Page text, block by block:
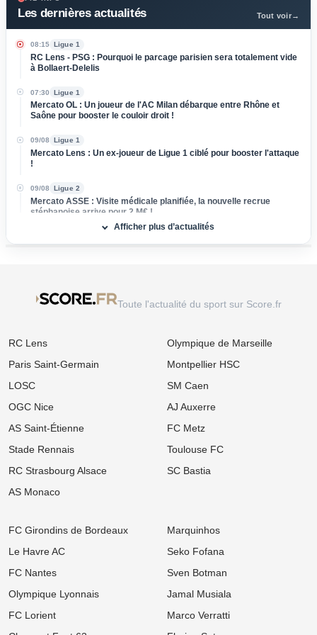
Les dernières actualités Tout voir→
08:15 Ligue 1
RC Lens - PSG : Pourquoi le parcage parisien sera totalement vide
à Bollaert-Delelis
07:30 Ligue 1
Mercato OL : Un joueur de l'AC Milan débarque entre Rhône et
Saône pour booster le couloir droit !
09/08 Ligue 1
Mercato Lens : Un ex-joueur de Ligue 1 ciblé pour booster l'attaque
!
09/08 Ligue 2
Mercato ASSE : Visite médicale planifiée, la nouvelle recrue
stéphanoise arrive pour 2 M€ !
Mercato OL : Pourquoi les cadors de Serie A hésitent à poser un
chèque XXL sur Malick Fofana
ASSE : « On est attendus », Sohaib Naïr prévient le vestiaire
Mercato OL : Pourquoi la venue de Thomas Meunier a capoté au
dernier moment
09/08 Ligue 1
regret !
09/08 Ligue 1
Mercato OM : Marseille s'attaque à une pépite de Bundesliga
Mercato Rennes : Un ancien crack de Ligue 1 ciblé pour
accompagner le retour de Terrier !
09/08 Ligue 1
blocage persiste !
09/08 Ligue 1
Mercato Lens : Ivanovic dit oui au RCL, la Lazio snobée au dernier
Afficher plus d’actualités
Toute l'actualité du sport sur Score.fr
RC Lens
Paris Saint-Germain
LOSC
OGC Nice
AS Saint-Étienne
Stade Rennais
RC Strasbourg Alsace
AS Monaco
Olympique de Marseille
Montpellier HSC
SM Caen
AJ Auxerre
FC Metz
Toulouse FC
SC Bastia
FC Girondins de Bordeaux
Le Havre AC
FC Nantes
Olympique Lyonnais
FC Lorient
Marquinhos
Seko Fofana
Sven Botman
Jamal Musiala
Marco Verratti